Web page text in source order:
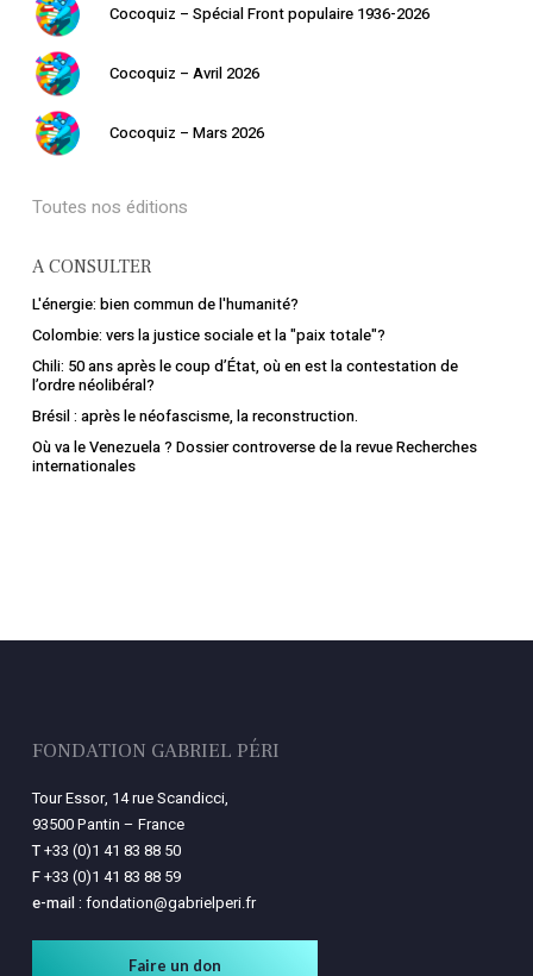
Cocoquiz – Spécial Front populaire 1936-2026
Cocoquiz – Avril 2026
Cocoquiz – Mars 2026
Toutes nos éditions
A CONSULTER
L'énergie: bien commun de l'humanité?
Colombie: vers la justice sociale et la "paix totale"?
Chili: 50 ans après le coup d’État, où en est la contestation de
l’ordre néolibéral?
Brésil : après le néofascisme, la reconstruction.
Où va le Venezuela ? Dossier controverse de la revue Recherches
internationales
FONDATION GABRIEL PÉRI
Tour Essor, 14 rue Scandicci,
93500 Pantin – France
T+33 (0)1 41 83 88 50
F+33 (0)1 41 83 88 59
e-mail : fondation@gabrielperi.fr
Faire un don